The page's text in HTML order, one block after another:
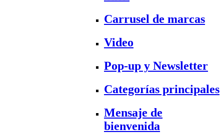
Carrusel de marcas
Video
Pop-up y Newsletter
Categorías principales
Mensaje de
bienvenida